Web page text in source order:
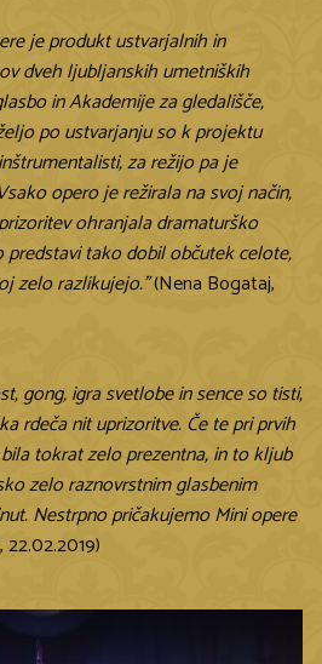
je produkt ustvarjalnih in
dveh ljubljanskih umetniških
in Akademije za gledališče,
po ustvarjanju so k projektu
za režijo pa je
opero je režirala na svoj način,
ohranjala dramaturško
predstavi tako dobil občutek celote,
zelo razlikujejo.”(Nena Bogataj,
gong, igra svetlobe in sence so tisti,
rdeča nit uprizoritve. Če te pri prvih
tokrat zelo prezentna, in to kljub
zelo raznovrstnim glasbenim
Nestrpno pričakujemo Mini opere
22.02.2019)